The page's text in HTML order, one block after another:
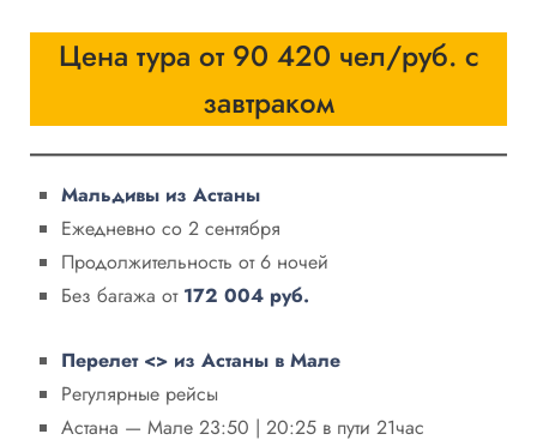
Цена тура от 90 420 чел/руб. с
завтраком
Мальдивы из Астаны
Ежедневно со 2 сентября
Продолжительность от 6 ночей
Без багажа от 172 004 руб.
Перелет <> из Астаны в Мале
Регулярные рейсы
Астана — Мале 23:50 | 20:25 в пути 21час